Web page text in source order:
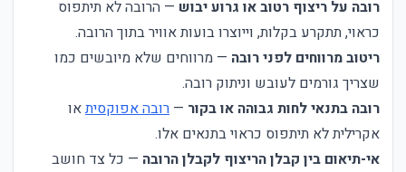
רובה על ריצוף רטוב או גרוע יבוש — הרובה לא תיתפוס
כראוי, תתקרע בקלות, וייוצרו בועות אוויר בתוך הרובה.
ריטוב מרווחים לפני רובה — מרווחים שלא מיובשים כמו
שצריך גורמים לעובש וניתוק רובה.
רובה בתנאי לחות גבוהה או בקור — רובה אפוקסיתאו
אקרילית לא תיתפוס כראוי בתנאים אלו.
אי-תיאום בין קבלן הריצוף לקבלן הרובה — כל צד חושב